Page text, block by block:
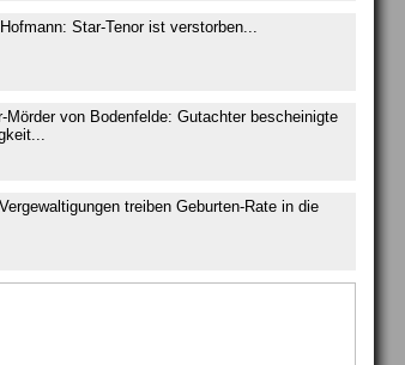
Star-Tenor ist verstorben...
Mörder von Bodenfelde: Gutachter bescheinigte
treiben Geburten-Rate in die